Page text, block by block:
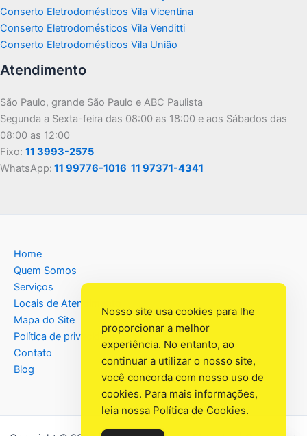
Conserto Eletrodomésticos Vila Vicentina
Conserto Eletrodomésticos Vila Venditti
Conserto Eletrodomésticos Vila União
Atendimento
São Paulo, grande São Paulo e ABC Paulista
Segunda a Sexta-feira das 08:00 as 18:00 e aos Sábados das
08:00 as 12:00
Fixo: 11 3993-2575
WhatsApp: 11 99776-1016 11 97371-4341
Home
Quem Somos
Serviços
Locais de Atendimento
Mapa do Site
Política de privacidade
Contato
Blog
Nosso site usa cookies para lhe
proporcionar a melhor
experiência. No entanto, ao
continuar a utilizar o nosso site,
você concorda com nosso uso de
cookies. Para mais informações,
leia nossa Política de Cookies.